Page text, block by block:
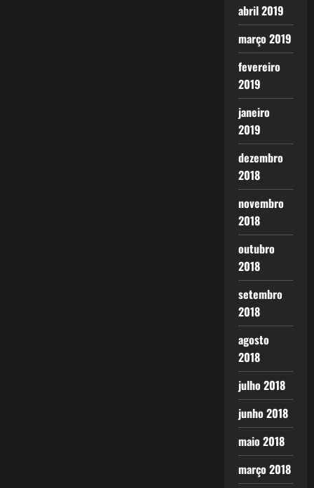
abril 2019
março 2019
fevereiro
2019
janeiro
2019
dezembro
2018
novembro
2018
outubro
2018
setembro
2018
agosto
2018
julho 2018
junho 2018
maio 2018
março 2018